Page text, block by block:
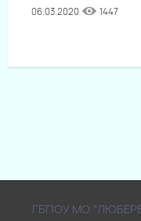
06.03.2020 1447
ГБПОУ МО